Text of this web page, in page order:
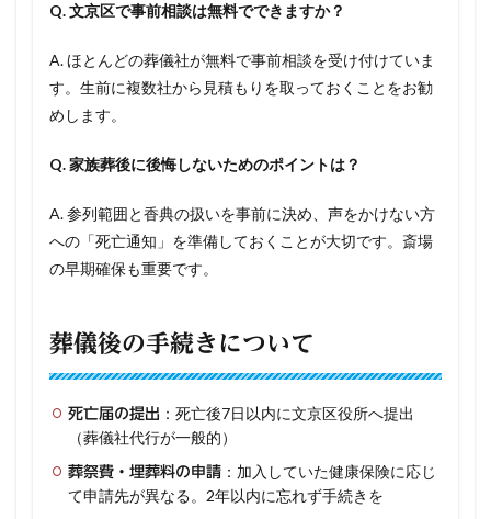
Q. 文京区で事前相談は無料でできますか？
A. ほとんどの葬儀社が無料で事前相談を受け付けていま
す。生前に複数社から見積もりを取っておくことをお勧
めします。
Q. 家族葬後に後悔しないためのポイントは？
A. 参列範囲と香典の扱いを事前に決め、声をかけない方
への「死亡通知」を準備しておくことが大切です。斎場
の早期確保も重要です。
葬儀後の手続きについて
死亡届の提出 ：死亡後7日以内に文京区役所へ提出
（葬儀社代行が一般的）
葬祭費・埋葬料の申請 ：加入していた健康保険に応じ
て申請先が異なる。2年以内に忘れず手続きを